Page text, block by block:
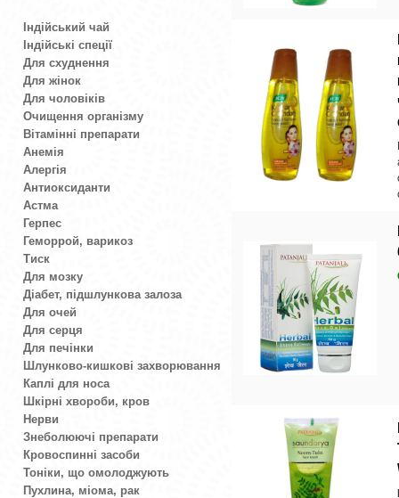
Індійський чай
Індійські спеції
Для схуднення
Для жінок
Для чоловіків
Очищення організму
Вітамінні препарати
Анемія
Алергія
Антиоксиданти
Астма
Герпес
Геморрой, варикоз
Тиск
Для мозку
Діабет, підшлункова залоза
Для очей
Для серця
Для печінки
Шлунково-кишкові захворювання
Каплі для носа
Шкірні хвороби, кров
Нерви
Знеболюючі препарати
Кровоспинні засоби
Тоніки, що омолоджують
Пухлина, міома, рак